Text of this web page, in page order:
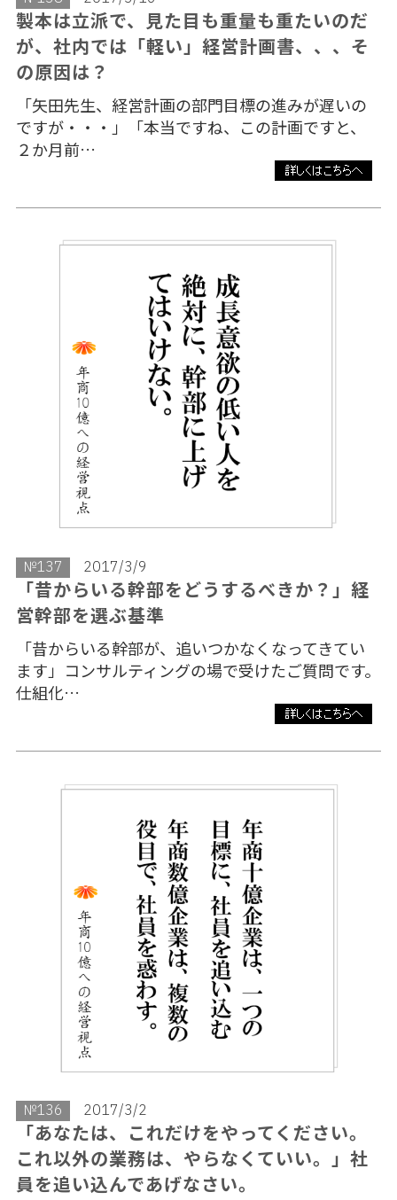
製本は立派で、見た目も重量も重たいのだ
が、社内では「軽い」経営計画書、、、そ
の原因は？
「矢田先生、経営計画の部門目標の進みが遅いの
ですが・・・」「本当ですね、この計画ですと、
２か月前…
№137 2017/3/9
「昔からいる幹部をどうするべきか？」経
営幹部を選ぶ基準
「昔からいる幹部が、追いつかなくなってきてい
ます」コンサルティングの場で受けたご質問です。
仕組化…
№136 2017/3/2
「あなたは、これだけをやってください。
これ以外の業務は、やらなくていい。」社
員を追い込んであげなさい。